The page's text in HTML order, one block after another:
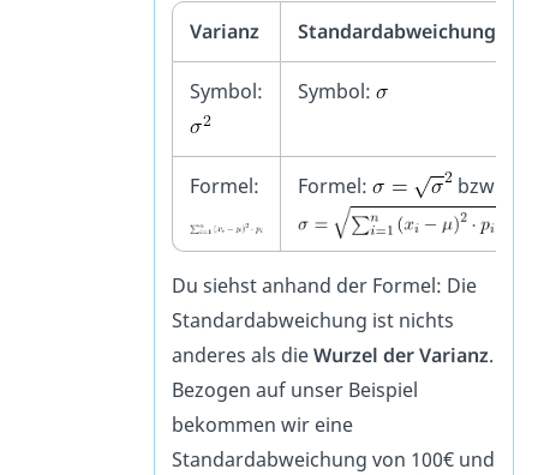
Varianz Standardabweichung
Symbol: Symbol:
Formel: Formel: bzw
Du siehst anhand der Formel: Die
Standardabweichung ist nichts
anderes als dieWurzel der Varianz.
Bezogen auf unser Beispiel
bekommen wir eine
Standardabweichung von 100€ und